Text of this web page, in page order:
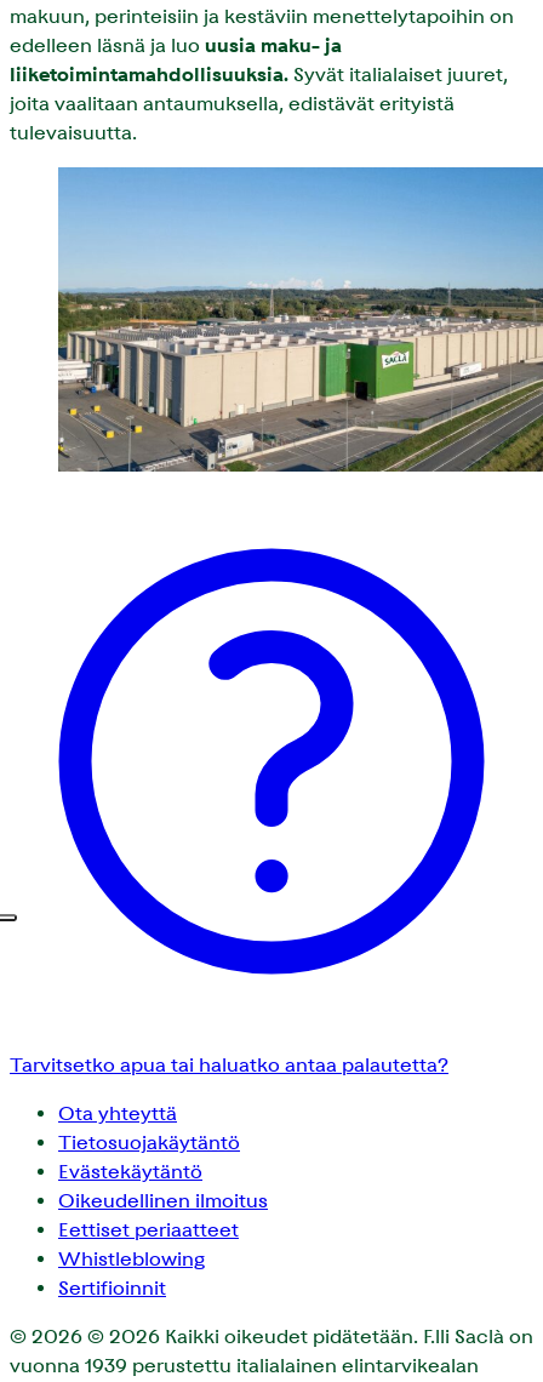
makuun, perinteisiin ja kestäviin menettelytapoihin on
edelleen läsnä ja luo uusia maku- ja
liiketoimintamahdollisuuksia. Syvät italialaiset juuret,
joita vaalitaan antaumuksella, edistävät erityistä
tulevaisuutta.
Tarvitsetko apua tai haluatko antaa palautetta?
Ota yhteyttä
Tietosuojakäytäntö
Evästekäytäntö
Oikeudellinen ilmoitus
Eettiset periaatteet
Whistleblowing
Sertifioinnit
© 2026 © 2026 Kaikki oikeudet pidätetään. F.lli Saclà on
vuonna 1939 perustettu italialainen elintarvikealan